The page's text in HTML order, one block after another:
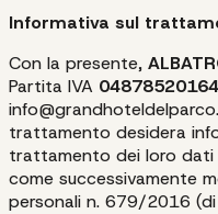
Informativa sul
Con la presente,
Partita IVA 04878520164
trattamento desidera
trattamento dei loro dati
come successivamente
personali n. 679/2016 (di